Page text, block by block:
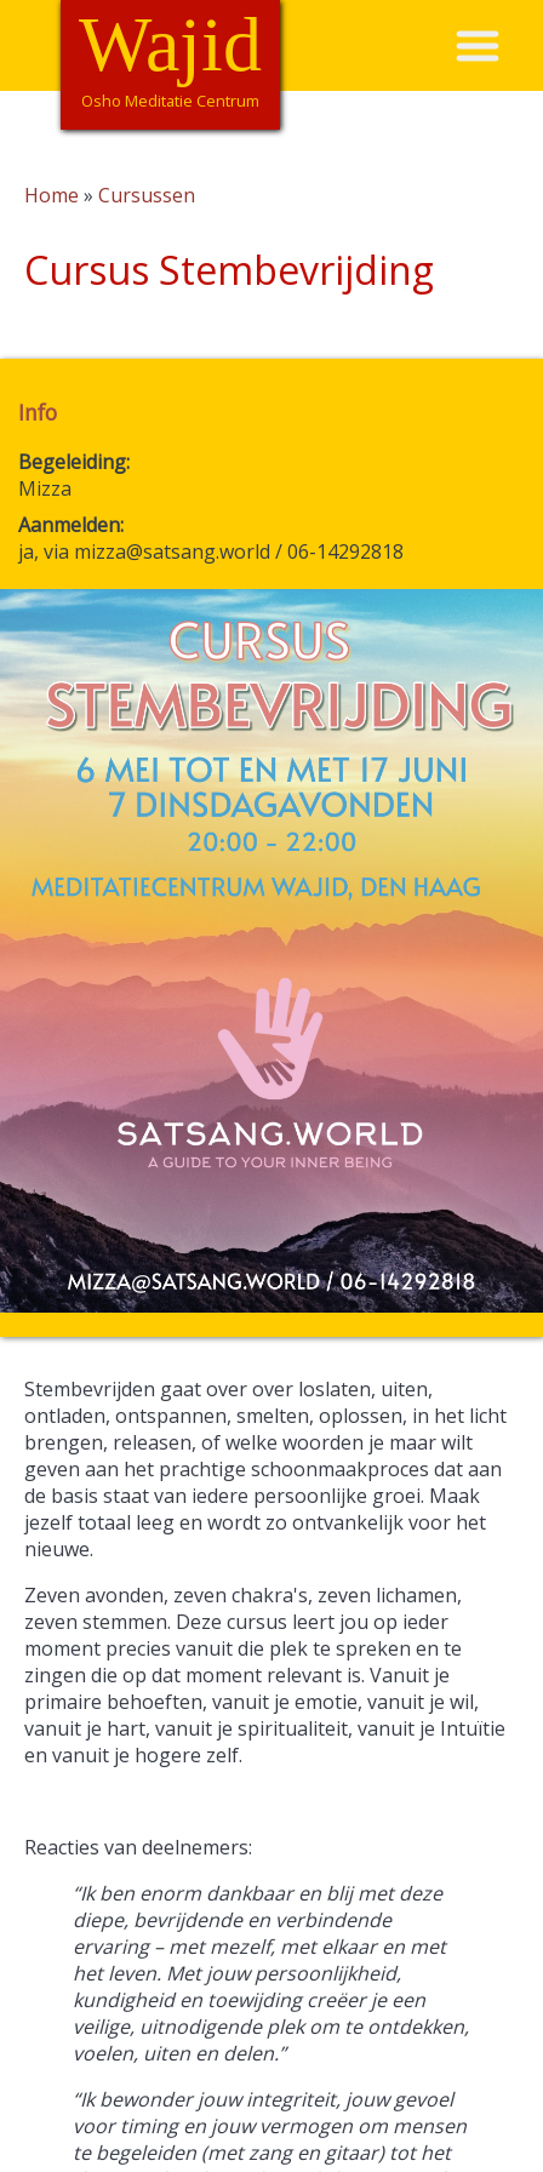
Overslaan
de
HoofdnavigatieWajid
Osho Meditatie Centrum
Home Cursussen
Cursus Stembevrijding
Info
Begeleiding
Mizza
Aanmelden
ja, via mizza@satsang.world / 06-14292818
Stembevrijden gaat over over loslaten, uiten,
ontladen, ontspannen, smelten, oplossen, in het licht
brengen, releasen, of welke woorden je maar wilt
geven aan het prachtige schoonmaakproces dat aan
de basis staat van iedere persoonlijke groei. Maak
jezelf totaal leeg en wordt zo ontvankelijk voor het
nieuwe.
Zeven avonden, zeven chakra's, zeven lichamen,
zeven stemmen. Deze cursus leert jou op ieder
moment precies vanuit die plek te spreken en te
zingen die op dat moment relevant is. Vanuit je
primaire behoeften, vanuit je emotie, vanuit je wil,
vanuit je hart, vanuit je spiritualiteit, vanuit je Intuïtie
en vanuit je hogere zelf.
Reacties van deelnemers:
“Ik ben enorm dankbaar en blij met deze
diepe, bevrijdende en verbindende
ervaring – met mezelf, met elkaar en met
het leven. Met jouw persoonlijkheid,
kundigheid en toewijding creëer je een
veilige, uitnodigende plek om te ontdekken,
voelen, uiten en delen.”
“Ik bewonder jouw integriteit, jouw gevoel
voor timing en jouw vermogen om mensen
te begeleiden (met zang en gitaar) tot het